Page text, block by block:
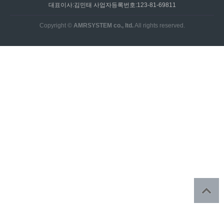
대표이사:김민태 사업자등록번호:123-81-69811
Copyright © AMRSYSTEM co., ltd.All rights reserved.